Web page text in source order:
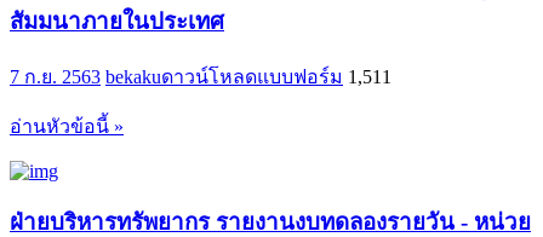
สัมมนาภายในประเทศ
7 ก.ย. 2563 bekakuดาวน์โหลดแบบฟอร์ม 1,511
อ่านหัวข้อนี้ »
ฝ่ายบริหารทรัพยากร รายงานงบทดลองรายวัน - หน่วย